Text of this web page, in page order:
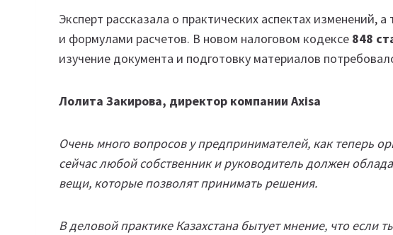
Эксперт рассказала о практических аспектах изменений,
и формулами расчетов. В новом налоговом кодексе 848
изучение документа и подготовку материалов
Лолита Закирова, директор компании Axisа
Очень много вопросов у предпринимателей, как теперь
сейчас любой собственник и руководитель должен
вещи, которые позволят принимать решения.
В деловой практике Казахстана бытует мнение, что если